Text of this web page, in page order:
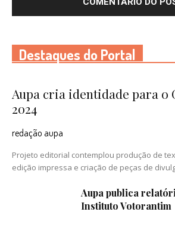
Destaques do Portal
Aupa cria identidade para o
2024
redação aupa
Projeto editorial contemplou produção de
edição impressa e criação de peças de
Aupa publica
Instituto Votorantim